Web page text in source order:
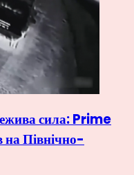
сила: Prime
на Північно-